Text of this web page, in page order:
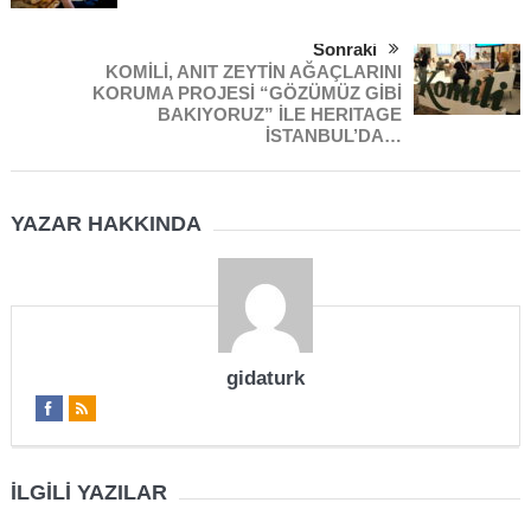
Sonraki
KOMİLİ, ANIT ZEYTİN AĞAÇLARINI
KORUMA PROJESİ “GÖZÜMÜZ GİBİ
BAKIYORUZ” İLE HERITAGE
İSTANBUL’DA…
YAZAR HAKKINDA
gidaturk
İLGILI YAZILAR